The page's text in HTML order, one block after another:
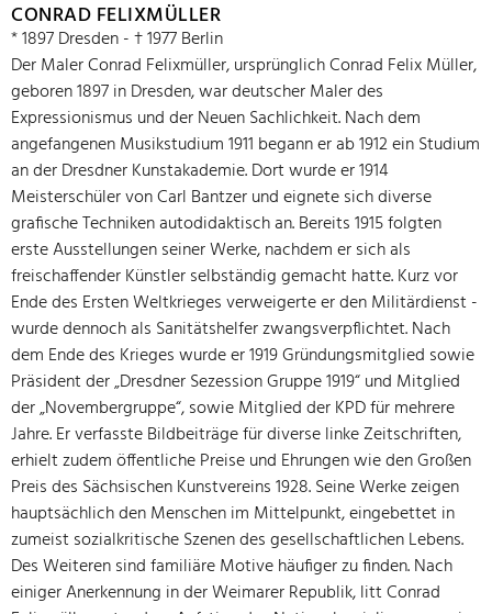
CONRAD FELIXMÜLLER
* 1897 Dresden - † 1977 Berlin
Der Maler Conrad Felixmüller, ursprünglich Conrad Felix Müller,
geboren 1897 in Dresden, war deutscher Maler des
Expressionismus und der Neuen Sachlichkeit. Nach dem
angefangenen Musikstudium 1911 begann er ab 1912 ein Studium
an der Dresdner Kunstakademie. Dort wurde er 1914
Meisterschüler von Carl Bantzer und eignete sich diverse
grafische Techniken autodidaktisch an. Bereits 1915 folgten
erste Ausstellungen seiner Werke, nachdem er sich als
freischaffender Künstler selbständig gemacht hatte. Kurz vor
Ende des Ersten Weltkrieges verweigerte er den Militärdienst -
wurde dennoch als Sanitätshelfer zwangsverpflichtet. Nach
dem Ende des Krieges wurde er 1919 Gründungsmitglied sowie
Präsident der „Dresdner Sezession Gruppe 1919“ und Mitglied
der „Novembergruppe“, sowie Mitglied der KPD für mehrere
Jahre. Er verfasste Bildbeiträge für diverse linke Zeitschriften,
erhielt zudem öffentliche Preise und Ehrungen wie den Großen
Preis des Sächsischen Kunstvereins 1928. Seine Werke zeigen
hauptsächlich den Menschen im Mittelpunkt, eingebettet in
zumeist sozialkritische Szenen des gesellschaftlichen Lebens.
Des Weiteren sind familiäre Motive häufiger zu finden. Nach
einiger Anerkennung in der Weimarer Republik, litt Conrad